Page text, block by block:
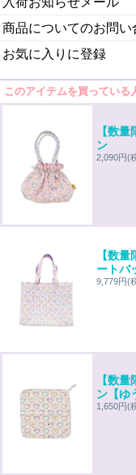
商品についてのお問い
お気に入りに登録
このアイテムを買っている
【数
ン
2,090円(
【数
ートバ
9,779円(
【数
ン【ゆ
1,650円(